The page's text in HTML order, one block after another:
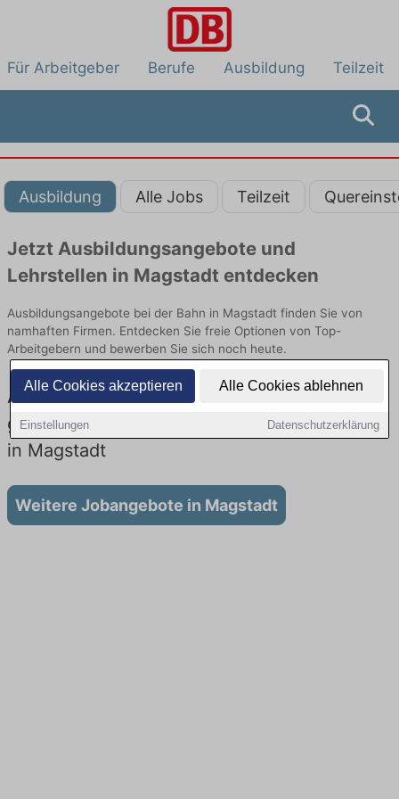
Alle Cookies akzeptieren Alle Cookies ablehnen
Einstellungen Datenschutzerklärung
Für Arbeitgeber Berufe Ausbildung Teilzeit
Ausbildung Alle Jobs Teilzeit
Jetzt Ausbildungsangebote und
Lehrstellen in Magstadt entdecken
Ausbildungsangebote bei der Bahn in Magstadt finden Sie von
namhaften Firmen. Entdecken Sie freie Optionen von Top-
Arbeitgebern und bewerben Sie sich noch heute.
Ausbildung in Magstadt bei der Bahn: Aktuell
gibt es keine Stellenangebote für Ausbildung
in Magstadt
Weitere Jobangebote in Magstadt